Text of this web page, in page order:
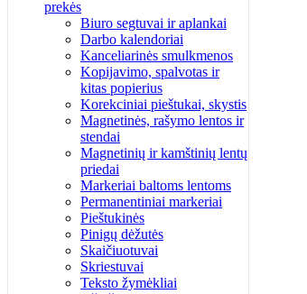
prekės
Biuro segtuvai ir aplankai
Darbo kalendoriai
Kanceliarinės smulkmenos
Kopijavimo, spalvotas ir
kitas popierius
Korekciniai pieštukai, skystis
Magnetinės, rašymo lentos ir
stendai
Magnetinių ir kamštinių lentų
priedai
Markeriai baltoms lentoms
Permanentiniai markeriai
Pieštukinės
Pinigų dėžutės
Skaičiuotuvai
Skriestuvai
Teksto žymėkliai